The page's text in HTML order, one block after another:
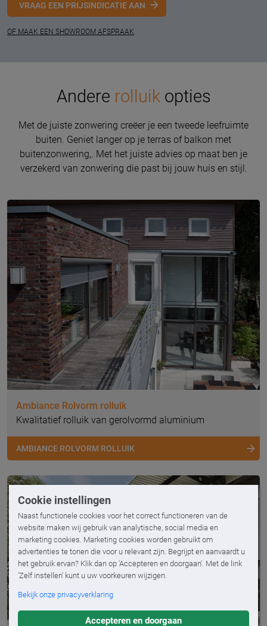
Cookie instellingen
Naast functionele cookies voor het correct functioneren van de
website maken wij gebruik van analytische, social media en
marketing cookies. Marketing cookies worden gebruikt om
advertenties te tonen die voor u relevant zijn. Begrijpt en aanvaardt u
het gebruik ervan? Klik dan op 'Accepteren en doorgaan'. Met de link
'Zelf instellen' kunt u uw voorkeuren wijzigen.
Bekijk onze privacyverklaring
Accepteren en doorgaan
VRAAG EEN PRIJSINDICATIE AAN
OF MAAK EEN SHOWROOM AFSPRAAK
Andere rolluikopties
Met de juiste zonwering creëer je een tweede leefruimte
buiten. Geniet langer op je terras of balkon met
buitenzonwering,. Met het juiste advies op maat ben je
verzekerd van zonwering die past bij jouw huis en stijl.
Ambiance Rolvorm rolluik
Kwalitatief rolluik van gerolvormd aluminium
AMBIANCE ROLVORM ROLLUIK